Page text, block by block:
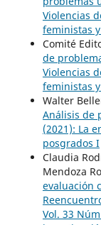
Violencias
feministas
Comité
de
Violencias
feministas
Walter
Análisis de
(2021): La
posgrados I
Claudia
Mendoza
evaluación
Vol. 33